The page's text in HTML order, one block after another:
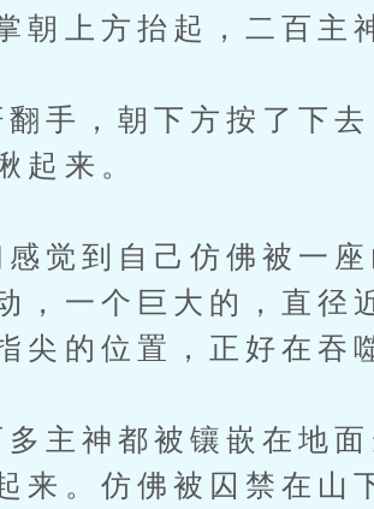
朝上方抬起，二百主
手，朝下方按了下去
起来。
觉到自己仿佛被一座
，一个巨大的，直径
尖的位置，正好在吞
主神都被镶嵌在地面
来。仿佛被囚禁在山